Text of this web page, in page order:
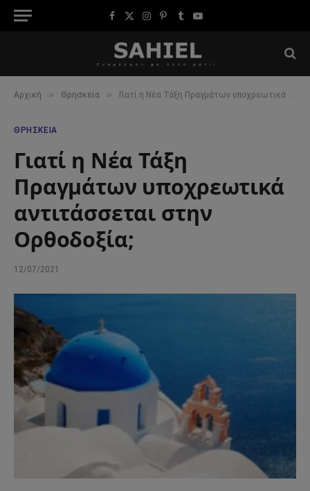
Facebook
X
Instagram
Pinterest
TumblrYouTube
Αρχική » Θρησκεία » Γιατί η Νέα Τάξη Πραγμάτων υποχρεωτικά αντιτάσσεται στην Ορθοδοξία;
ΘΡΗΣΚΕΊΑ
Γιατί η Νέα Τάξη
Πραγμάτων υποχρεωτικά
αντιτάσσεται στην
Ορθοδοξία;
12/07/2021